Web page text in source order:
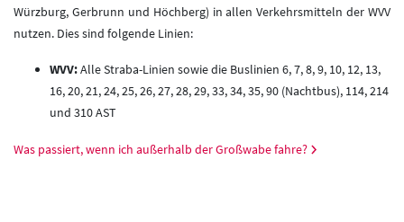
Würzburg, Gerbrunn und Höchberg) in allen Verkehrsmitteln der WVV
nutzen. Dies sind folgende Linien:
WVV:Alle Straba-Linien sowie die Buslinien 6, 7, 8, 9, 10, 12, 13,
16, 20, 21, 24, 25, 26, 27, 28, 29, 33, 34, 35, 90 (Nachtbus), 114, 214
und 310 AST
Was passiert, wenn ich außerhalb der Großwabe fahre?